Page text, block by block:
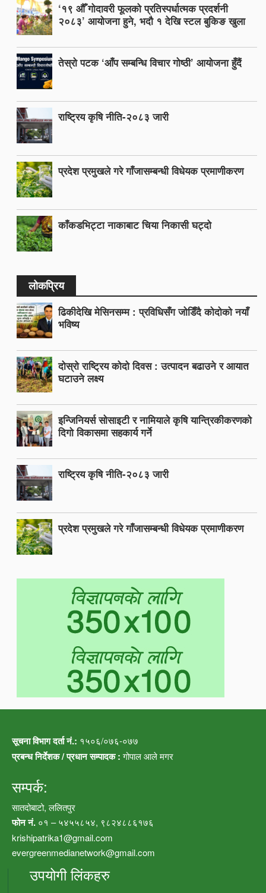
‘१९ औँ गोदावरी फूलको प्रतिस्पर्धात्मक प्रदर्शनी
२०८३’ आयोजना हुने, भदौ १ देखि स्टल बुकिङ खुला
तेस्रो पटक ‘आँप सम्बन्धि विचार गोष्ठी’ आयोजना हुँदैं
राष्ट्रिय कृषि नीति-२०८३ जारी
प्रदेश प्रमुखले गरे गाँजासम्बन्धी विधेयक प्रमाणीकरण
काँकडभिट्टा नाकाबाट चिया निकासी घट्दो
लोकप्रिय
ढिकीदेखि मेसिनसम्म : प्रविधिसँग जोडिँदै कोदोको नयाँ
भविष्य
दोस्रो राष्ट्रिय कोदो दिवस : उत्पादन बढाउने र आयात
घटाउने लक्ष्य
इन्जिनियर्स सोसाइटी र नामियाले कृषि यान्त्रिकीकरणको
दिगो विकासमा सहकार्य गर्ने
राष्ट्रिय कृषि नीति-२०८३ जारी
प्रदेश प्रमुखले गरे गाँजासम्बन्धी विधेयक प्रमाणीकरण
सूचना विभाग दर्ता नं.: १५०६/०७६-०७७
प्रबन्ध निर्देशक / प्रधान सम्पादक :गोपाल आले मगर
सम्पर्क:
सातदोबाटो, ललितपुर
फोन नं. ०१ – ५४५५८५४, ९८२४८८६१७६
krishipatrika1@gmail.com
evergreenmedianetwork@gmail.com
उपयोगी लिंकहरु